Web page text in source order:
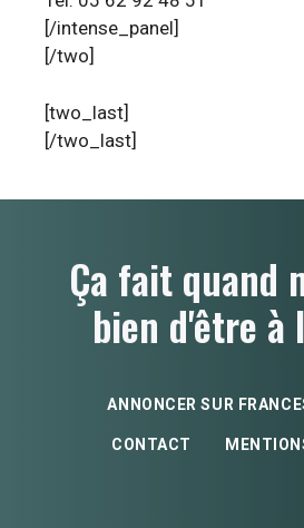
[/intense_panel]
[/two]
[two_last]
[/two_last]
Ça fait quand
bien d'être à
ANNONCER SUR
CONTACT